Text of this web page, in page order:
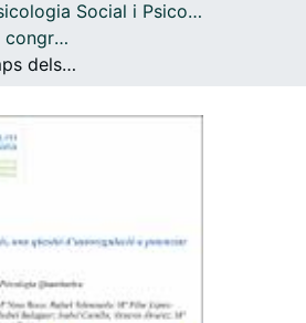
Navega per tot el DD
Com publicar
Psicologia Social i Psicologia Quantitativa
Comunicacions a congressos (Psicologia Social i Psicologia Quantitativa)
La gestió del temps dels universitaris, una qüestió d’autoregulació a potenciar